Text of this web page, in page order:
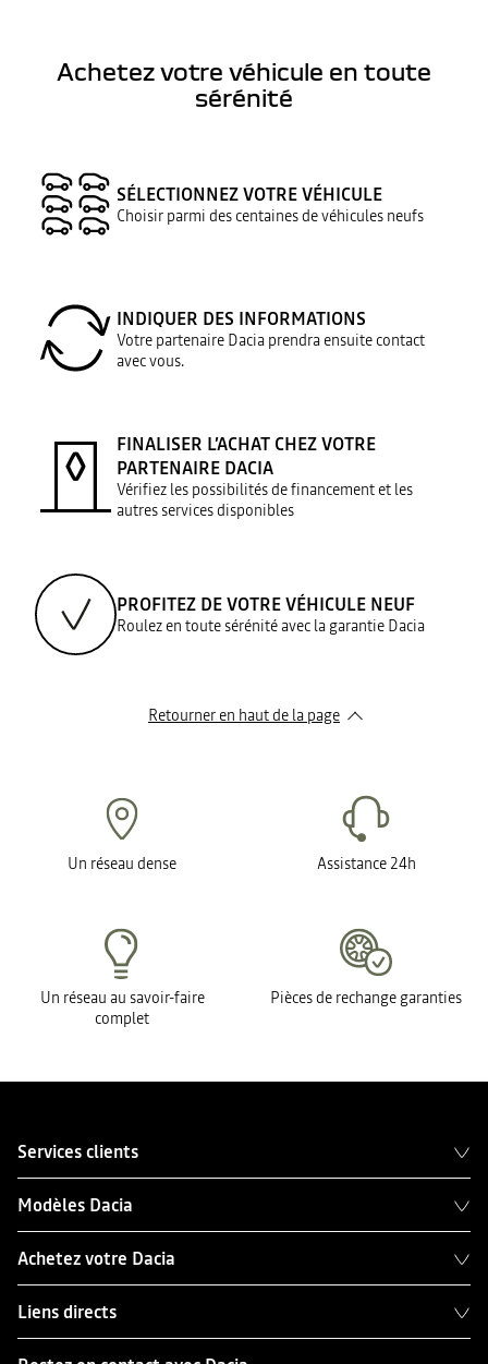
Achetez votre véhicule en toute
sérénité
SÉLECTIONNEZ VOTRE VÉHICULE
Choisir parmi des centaines de véhicules neufs
INDIQUER DES INFORMATIONS
Votre partenaire Dacia prendra ensuite contact
avec vous.
FINALISER L’ACHAT CHEZ VOTRE
PARTENAIRE DACIA
Vérifiez les possibilités de financement et les
autres services disponibles
PROFITEZ DE VOTRE VÉHICULE NEUF
Roulez en toute sérénité avec la garantie Dacia
Retourner en haut de la page
Un réseau dense Assistance 24h
Un réseau au savoir-faire
complet
Pièces de rechange garanties
Services clients
Modèles Dacia
Achetez votre Dacia
Liens directs